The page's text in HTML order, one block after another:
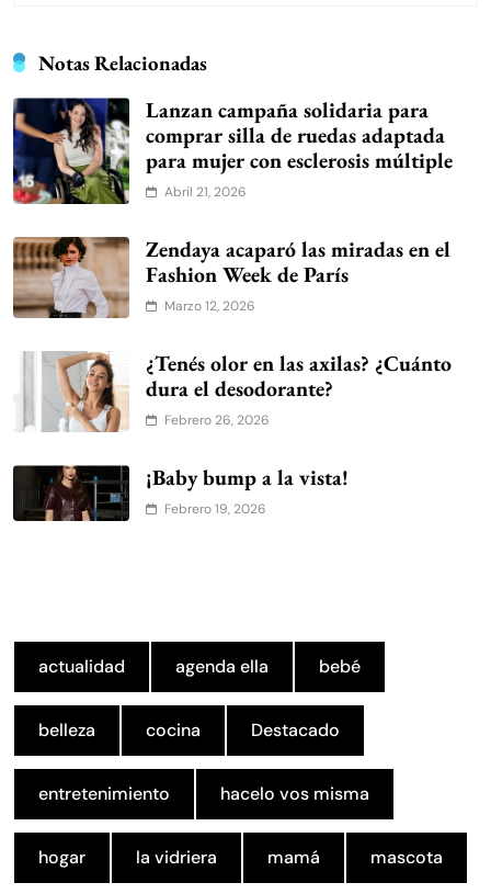
Notas Relacionadas
Lanzan campaña solidaria para
comprar silla de ruedas adaptada
para mujer con esclerosis múltiple
Abril 21, 2026
Zendaya acaparó las miradas en el
Fashion Week de París
Marzo 12, 2026
¿Tenés olor en las axilas? ¿Cuánto
dura el desodorante?
Febrero 26, 2026
¡Baby bump a la vista!
Febrero 19, 2026
actualidad agenda ella bebé
belleza cocina Destacado
entretenimiento hacelo vos misma
hogar la vidriera mamá mascota